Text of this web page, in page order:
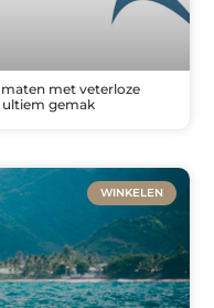
met veterloze
ultiem gemak
WINKELEN